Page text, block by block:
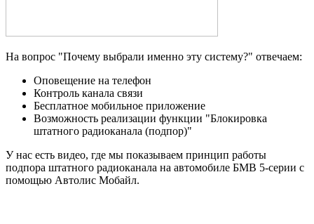
На вопрос "Почему выбрали именно эту систему?" отвечаем:
Оповещение на телефон
Контроль канала связи
Бесплатное мобильное приложение
Возможность реализации функции "Блокировка
штатного радиоканала (подпор)"
У нас есть видео, где мы показываем принцип работы
подпора штатного радиоканала на автомобиле БМВ 5-серии с
помощью Автолис Мобайл.